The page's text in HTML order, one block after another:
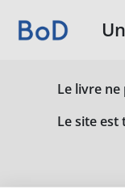
Le livre
Le site